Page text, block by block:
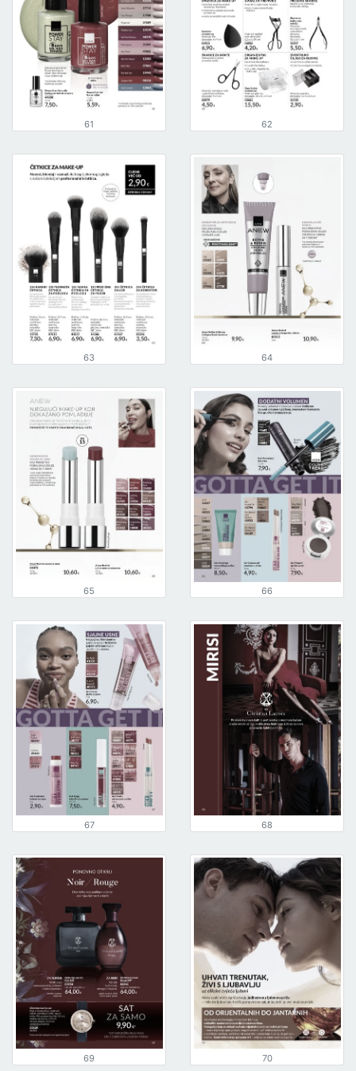
61 62
63 64
65 66
67 68
69 70